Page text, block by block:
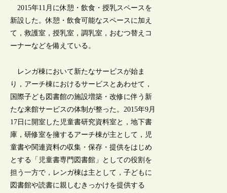
2015年11月に休憩・飲食・授乳スペースを
新設した。休憩・飲食可能なスペースに加え
て，救護室，授乳室，調乳室，おむつ替えコ
ーナーなどを備えている。
レンガ棟において新たなサービスが始ま
り，アーチ棟におけるサービスとあわせて，
国際子ども図書館の施設増築・改修に伴う新
たな来館サービスの体制が整った。2015年9月
17日に開室した児童書研究資料室と，地下書
庫，研修室を擁するアーチ棟が主として，児
童書や関連資料の収集・保存・提供をはじめ
とする「児童書専門図書館」としての役割を
担う一方で，レンガ棟は主として，子どもに
図書館や読書に親しむきっかけを提供する